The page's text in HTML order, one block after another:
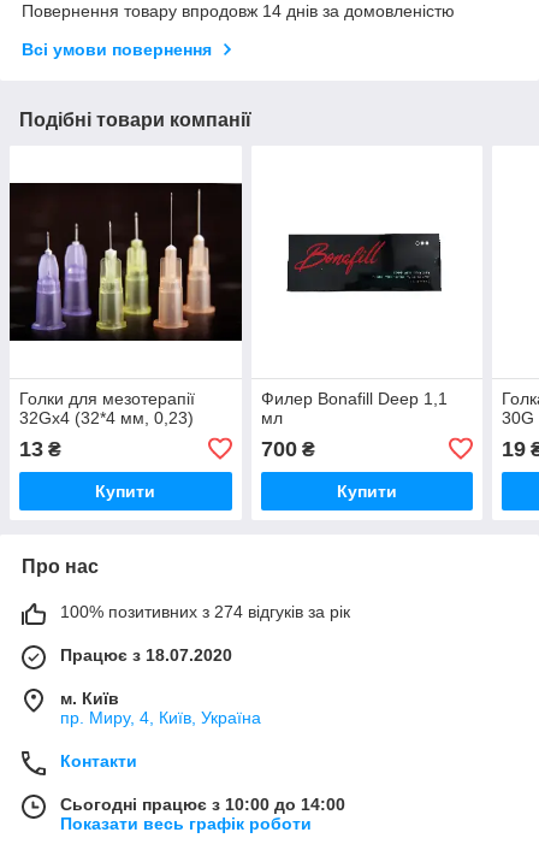
Повернення товару впродовж 14 днів за домовленістю
Всі умови повернення
Подібні товари компанії
Голки для мезотерапії
32Gх4 (32*4 мм, 0,23)
13 ₴
Купити
Филер Bonafill Deep 1,1
мл
700₴
Купити
30G
19
Про нас
100% позитивних з 274 відгуків за рік
Працює з 18.07.2020
м. Київ
пр. Миру, 4, Київ, Україна
Контакти
Сьогодні працює з 10:00 до 14:00
Показати весь графік роботи